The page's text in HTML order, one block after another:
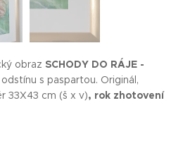
obraz SCHODY DO RÁJE -
s paspartou. Originál,
33X43 cm (š x v), rok zhotovení